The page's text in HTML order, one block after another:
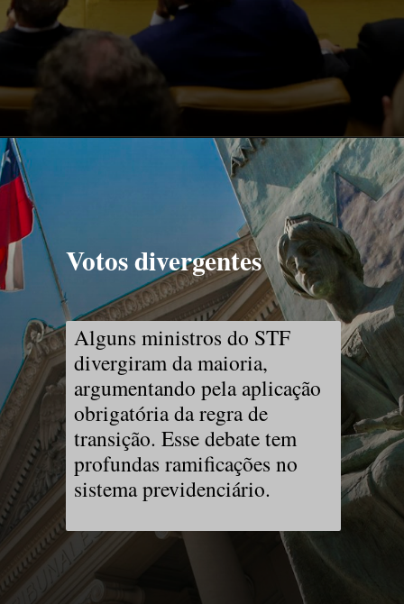
Votos divergentes
Alguns ministros do STF
divergiram da maioria,
argumentando pela aplicação
obrigatória da regra de
transição. Esse debate tem
profundas ramificações no
sistema previdenciário.